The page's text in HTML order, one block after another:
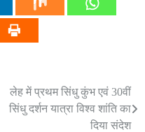
लेह में प्रथम सिंधु कुंभ एवं 30वीं
सिंधु दर्शन यात्रा विश्व शांति का
दिया संदेश